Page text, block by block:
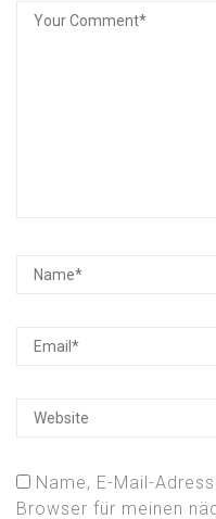
Name, E-Mail-
Browser für meinen